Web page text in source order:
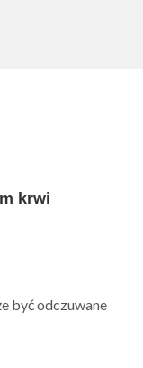
krwi
być odczuwane